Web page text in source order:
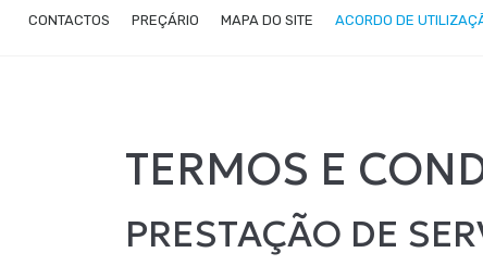
CONTACTOS PREÇÁRIO MAPA DO SITE ACORDO DE
TERMOS E
PRESTAÇÃO DE